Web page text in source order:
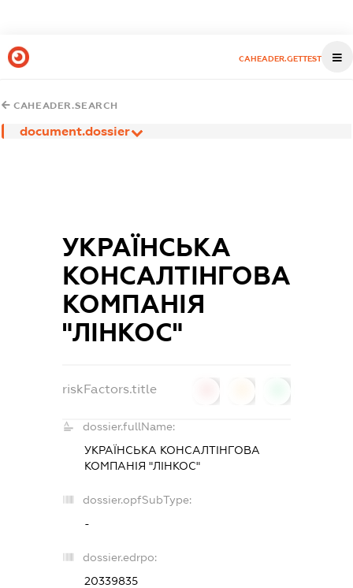
CAHEADER.GETTEST
CAHEADER.SEARCH
document.dossier
УКРАЇНСЬКА
КОНСАЛТІНГОВА
КОМПАНІЯ
"ЛІНКОС"
riskFactors.title
dossier.fullName:
УКРАЇНСЬКА КОНСАЛТІНГОВА
КОМПАНІЯ "ЛІНКОС"
dossier.opfSubType:
-
dossier.edrpo:
20339835